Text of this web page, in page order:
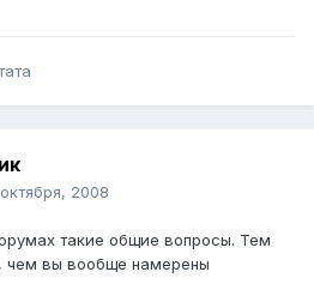
2008
такие общие вопросы. Тем
чем вы вообще намерены